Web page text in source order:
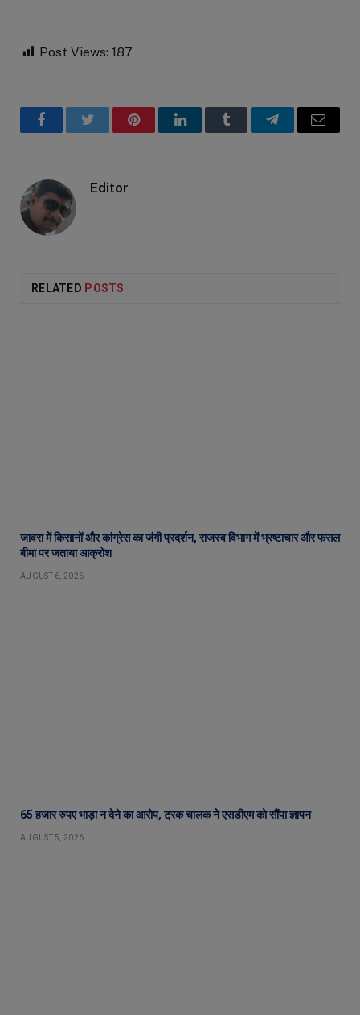
Post Views: 187
FacebookTwitter PinterestLinkedInTumblr TelegramEmail
Editor
RELATED POSTS
जावरा में किसानों और कांग्रेस का जंगी प्रदर्शन, राजस्व विभाग में भ्रष्टाचार और फसल
बीमा पर जताया आक्रोश
AUGUST 6, 2026
65 हजार रुपए भाड़ा न देने का आरोप, ट्रक चालक ने एसडीएम को सौंपा ज्ञापन
AUGUST 5, 2026